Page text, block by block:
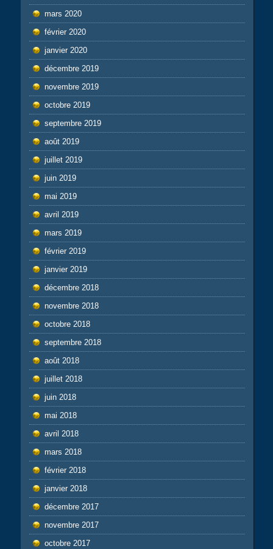
mars 2020
février 2020
janvier 2020
décembre 2019
novembre 2019
octobre 2019
septembre 2019
août 2019
juillet 2019
juin 2019
mai 2019
avril 2019
mars 2019
février 2019
janvier 2019
décembre 2018
novembre 2018
octobre 2018
septembre 2018
août 2018
juillet 2018
juin 2018
mai 2018
avril 2018
mars 2018
février 2018
janvier 2018
décembre 2017
novembre 2017
octobre 2017